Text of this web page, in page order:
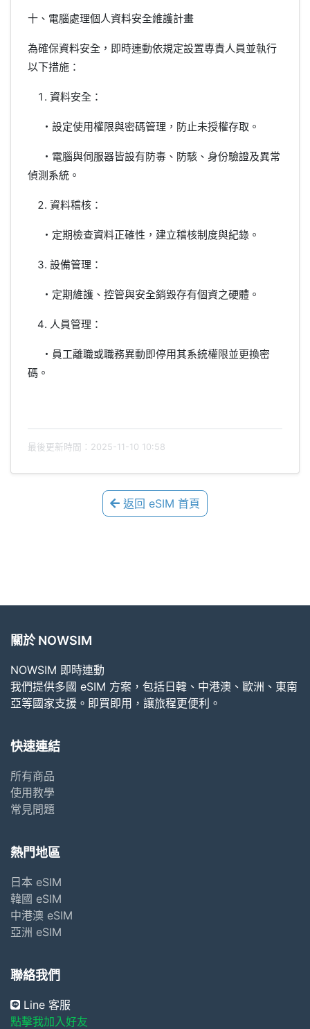
十、電腦處理個人資料安全維護計畫
為確保資料安全，即時連動依規定設置專責人員並執行
以下措施：
資料安全：
・設定使用權限與密碼管理，防止未授權存取。
・電腦與伺服器皆設有防毒、防駭、身份驗證及異常
偵測系統。
資料稽核：
・定期檢查資料正確性，建立稽核制度與紀錄。
設備管理：
・定期維護、控管與安全銷毀存有個資之硬體。
人員管理：
・員工離職或職務異動即停用其系統權限並更換密
碼。
最後更新時間：2025-11-10 10:58
返回 eSIM 首頁
關於 NOWSIM
NOWSIM 即時連動
我們提供多國 eSIM 方案，包括日韓、中港澳、歐洲、東南
亞等國家支援。即買即用，讓旅程更便利。
快速連結
所有商品
使用教學
常見問題
熱門地區
日本 eSIM
韓國 eSIM
中港澳 eSIM
亞洲 eSIM
聯絡我們
Line 客服
點擊我加入好友